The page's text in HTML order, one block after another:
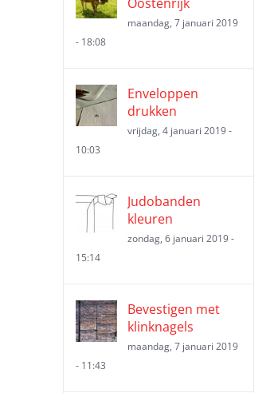
maandag, 7 januari 2019
- 18:08
Enveloppen
drukken
vrijdag, 4 januari 2019 -
10:03
Judobanden
kleuren
zondag, 6 januari 2019 -
15:14
Bevestigen met
klinknagels
maandag, 7 januari 2019
- 11:43